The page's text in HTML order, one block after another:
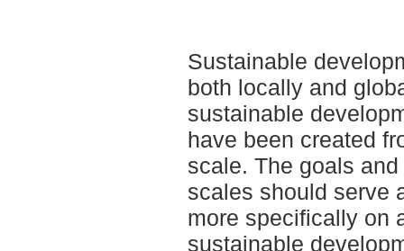
Sustainable
both locally and
sustainable
have been created
scale. The goals
scales should serve
more specifically on
sustainable